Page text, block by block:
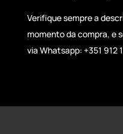
Verifique sempre a
momento da compra, e
via Whatsapp: +351 912